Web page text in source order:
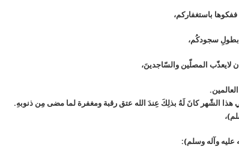
باستغفاركم،
بطولِ سجودكُم،
لايعذّب المصلّين والسّاجدينَ،
هذا الشّهر كانَ لَهُ بذلِكَ عِندَ الله عتق رقبة ومغفرة لما مضى مِن ذنوبهِ.
عليه وآله وسلم):